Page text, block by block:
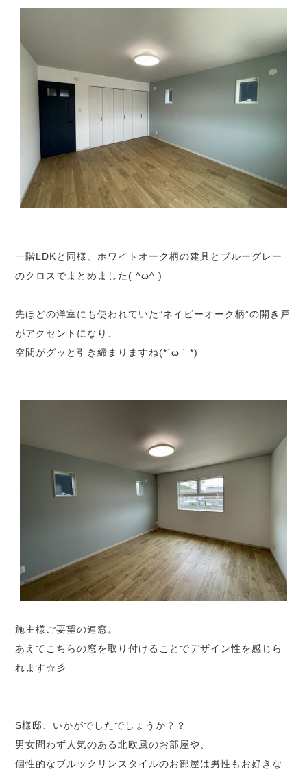
一階LDKと同様、ホワイトオーク柄の建具とブルーグレー
のクロスでまとめました( ^ω^ )
先ほどの洋室にも使われていた”ネイビーオーク柄”の開き戸
がアクセントになり、
空間がグッと引き締まりますね(*´ω｀*)
施主様ご要望の連窓。
あえてこちらの窓を取り付けることでデザイン性を感じら
れます☆彡
S様邸、いかがでしたでしょうか？？
男女問わず人気のある北欧風のお部屋や、
個性的なブルックリンスタイルのお部屋は男性もお好きな